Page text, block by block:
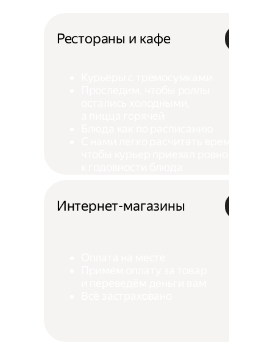
Рестораны и кафе
Интернет-магазины